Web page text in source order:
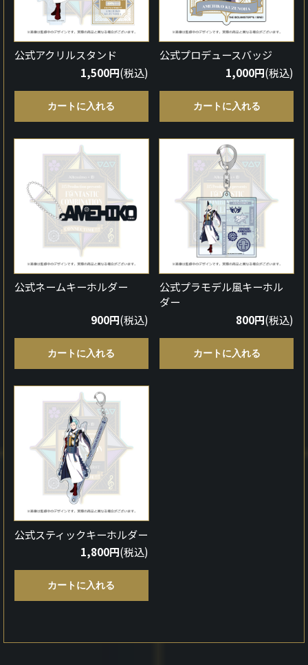
公式アクリルスタンド
1,500円(税込)
カートに入れる
公式プロデュースバッジ
1,000円(税込)
カートに入れる
公式ネームキーホルダー
900円(税込)
カートに入れる
公式プラモデル風キーホル
ダー
800円(税込)
カートに入れる
公式スティックキーホルダー
1,800円(税込)
カートに入れる